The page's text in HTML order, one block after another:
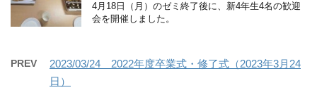
4月18日（月）のゼミ終了後に、新4年生4名の歓迎
会を開催しました。
PREV
2023/03/24 2022年度卒業式・修了式（2023年3月24
日）